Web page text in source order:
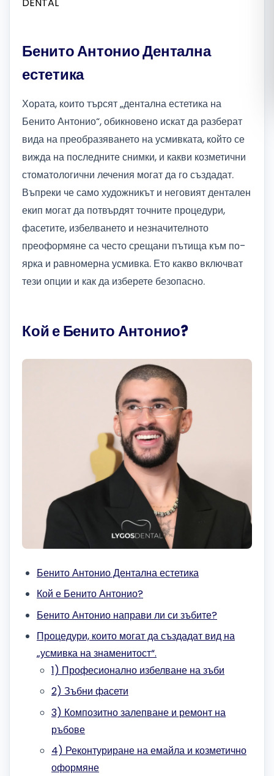
Русский
Бенито Антонио Дентална
естетика
Хората, които търсят „дентална естетика на
Бенито Антонио“, обикновено искат да разберат
вида на преобразяването на усмивката, който се
вижда на последните снимки, и какви козметични
стоматологични лечения могат да го създадат.
Въпреки че само художникът и неговият дентален
екип могат да потвърдят точните процедури,
фасетите, избелването и незначителното
преоформяне са често срещани пътища към по-
ярка и равномерна усмивка. Ето какво включват
тези опции и как да изберете безопасно.
Кой е Бенито Антонио?
Бенито Антонио Дентална естетика
Кой е Бенито Антонио?
Бенито Антонио направи ли си зъбите?
Процедури, които могат да създадат вид на
„усмивка на знаменитост“.
1) Професионално избелване на зъби
2) Зъбни фасети
3) Композитно залепване и ремонт на
ръбове
4) Реконтуриране на емайла и козметично
оформяне